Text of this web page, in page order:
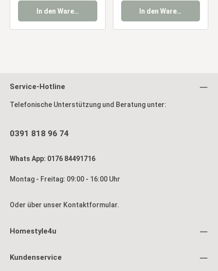
In den Warenkorb In den Warenkorb
Service-Hotline
Telefonische Unterstützung und Beratung unter:
0391 818 96 74
Whats App: 0176 84491716
Montag - Freitag: 09:00 - 16:00 Uhr
Oder über unser Kontaktformular.
Homestyle4u
Kundenservice